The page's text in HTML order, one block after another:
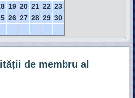
19 20 21 22 23
26 27 28 29 30
de membru al